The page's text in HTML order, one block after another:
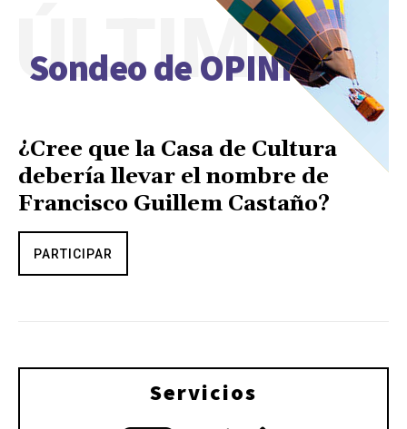
Sondeo de OPINIÓN
ÚLTIMO
¿Cree que la Casa de Cultura
debería llevar el nombre de
Francisco Guillem Castaño?
PARTICIPAR
Servicios